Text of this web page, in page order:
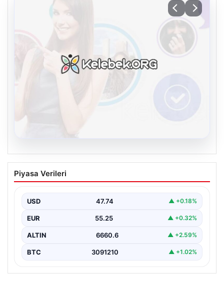
Kelebek chat adresi İle Sanal İletişimin
Güvenli Adresi Ve Chat Deneyimi
kurması ciddi bir değer barındırmaktadır. Günümüzde
birçok…
Piyasa Verileri
USD 47.74 ▲ +0.18%
EUR 55.25 ▲ +0.32%
ALTIN 6660.6 ▲ +2.59%
BTC 3091210 ▲ +1.02%